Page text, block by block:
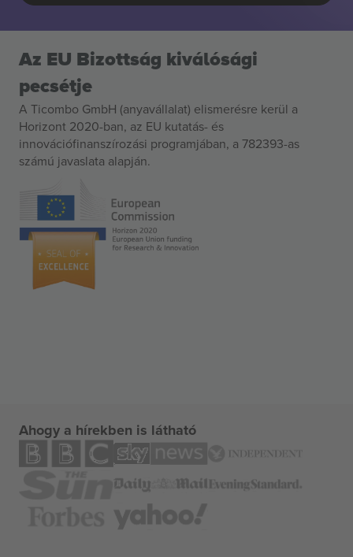
Az EU Bizottság kiválósági
pecsétje
A Ticombo GmbH (anyavállalat) elismerésre kerül a
Horizont 2020-ban, az EU kutatás- és
innovációfinanszírozási programjában, a 782393-as
számú javaslata alapján.
Ahogy a hírekben is látható